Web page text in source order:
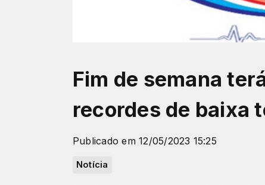
Fim de semana
recordes de baixa
Publicado em 12/05/2023 15:25
Notícia